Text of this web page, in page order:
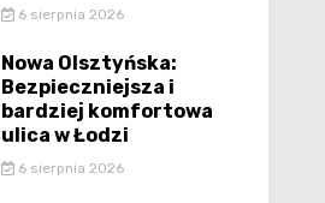
6 sierpnia 2026
Nowa Olsztyńska:
Bezpieczniejsza i
bardziej komfortowa
ulica w Łodzi
6 sierpnia 2026